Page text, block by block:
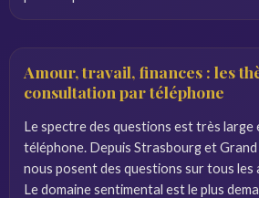
Amour, travail, finances : les
consultation par téléphone
Le spectre des questions est très large
téléphone. Depuis Strasbourg et
nous posent des questions sur tous les
Le domaine sentimental est le plus